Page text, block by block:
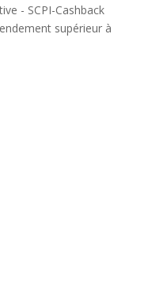
- SCPI-Cashback
supérieur à